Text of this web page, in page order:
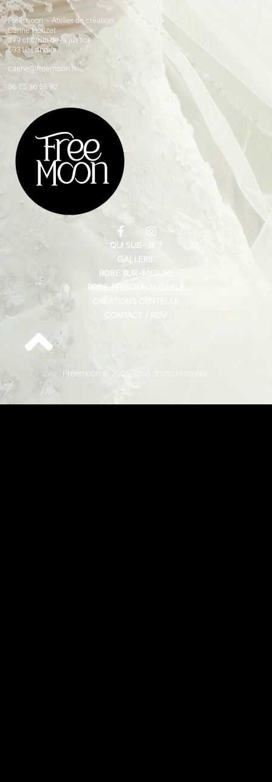
Freemoon – Atelier de création
Carine Houzet
279 chemin de la justice
59310 Landas
carine@freemoon.fr
06 15 36 58 92
Freemoon © 2025 Tous droits réservés.
QUI SUIS-JE ?
GALLERIE
ROBE SUR-MESURE
ROBE PERSONNALISABLE
CRÉATIONS DENTELLE
CONTACT / RDV